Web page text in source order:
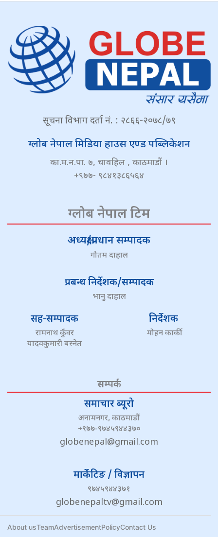
सूचना विभाग दर्ता नं. : २८६६-२०७८/७९
ग्लोब नेपाल मिडिया हाउस एण्ड पब्लिकेशन
का.म.न.पा. ७, चावहिल , काठमाडौं ।
+९७७- ९८४१३८६५६४
ग्लोब नेपाल टिम
अध्यक्ष/प्रधान सम्पादक
गौतम दाहाल
प्रबन्ध निर्देशक/सम्पादक
भानु दाहाल
सह-सम्पादक
रामनाथ कुँवर
यादवकुमारी बस्नेत
निर्देशक
मोहन कार्की
सम्पर्क
समाचार ब्यूरो
अनामनगर, काठमाडौं
+९७७-९७४५९४४३७०
globenepal@gmail.com
मार्केटिङ / विज्ञापन
९७४५९४४३७१
globenepaltv@gmail.com
About usTeamAdvertisementPolicyContact Us